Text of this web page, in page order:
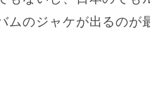
のジャケが出るのが